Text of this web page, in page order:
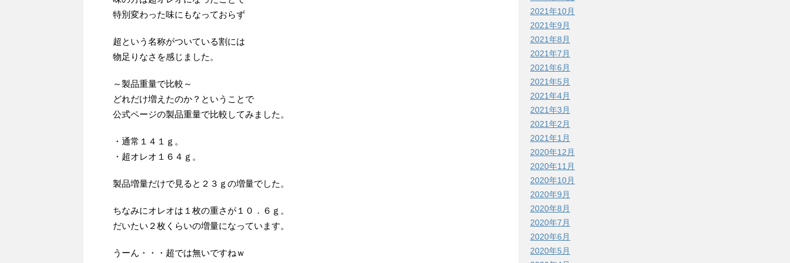
特別変わった味にもなっておらず
超という名称がついている割には
物足りなさを感じました。
～製品重量で比較～
どれだけ増えたのか？ということで
公式ページの製品重量で比較してみました。
・通常１４１ｇ。
・超オレオ１６４ｇ。
製品増量だけで見ると２３ｇの増量でした。
ちなみにオレオは１枚の重さが１０．６ｇ。
だいたい２枚くらいの増量になっています。
うーん・・・超では無いですねｗ
2021年10月
2021年9月
2021年8月
2021年7月
2021年6月
2021年5月
2021年4月
2021年3月
2021年2月
2021年1月
2020年12月
2020年11月
2020年10月
2020年9月
2020年8月
2020年7月
2020年6月
2020年5月